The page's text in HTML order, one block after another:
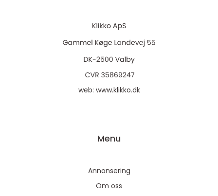
web: www.klikko.dk
Menu
Annonsering
Om oss